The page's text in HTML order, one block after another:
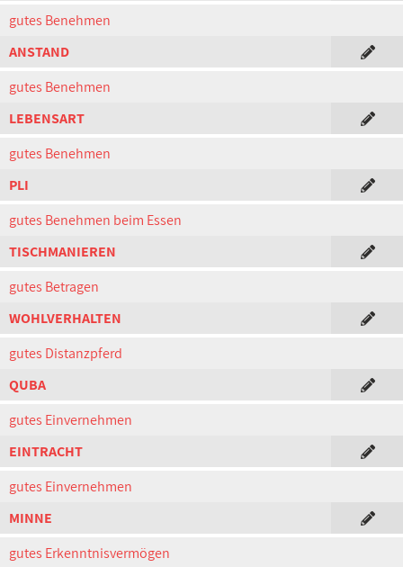
gutes Benehmen
ANSTAND
gutes Benehmen
LEBENSART
gutes Benehmen
PLI
gutes Benehmen beim Essen
TISCHMANIEREN
gutes Betragen
WOHLVERHALTEN
gutes Distanzpferd
QUBA
gutes Einvernehmen
EINTRACHT
gutes Einvernehmen
MINNE
gutes Erkenntnisvermögen